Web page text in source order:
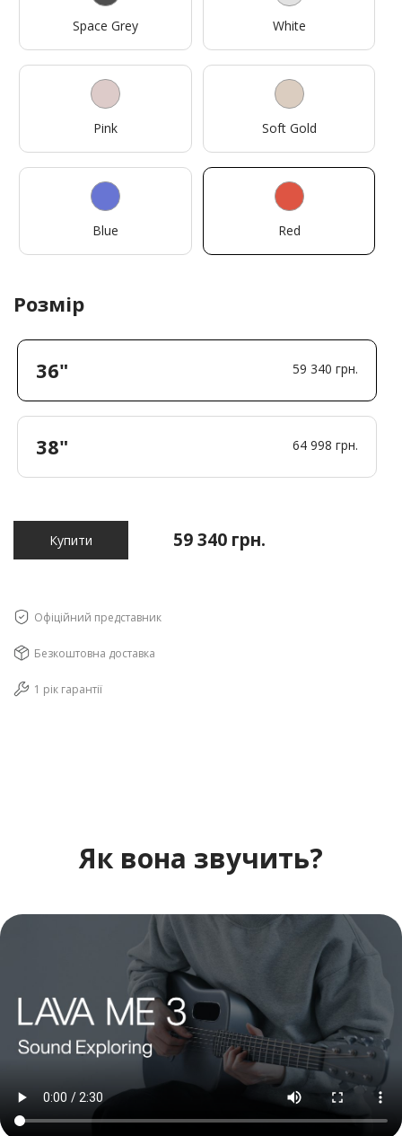
Space Grey White
Pink Soft Gold
Blue Red
Розмір
59 340 грн.
36"
64 998 грн.
38"
Купити 59 340 грн.
Офіційний представник
Безкоштовна доставка
1 рік гарантії
Як вона звучить?